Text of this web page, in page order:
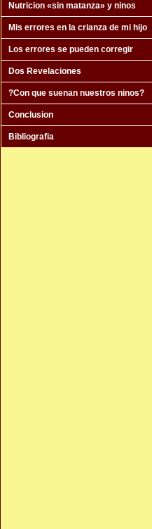
Nutricion «sin matanza» y ninos
Mis errores en la crianza de mi hijo
Los errores se pueden corregir
Dos Revelaciones
?Con que suenan nuestros ninos?
Conclusion
Bibliografia